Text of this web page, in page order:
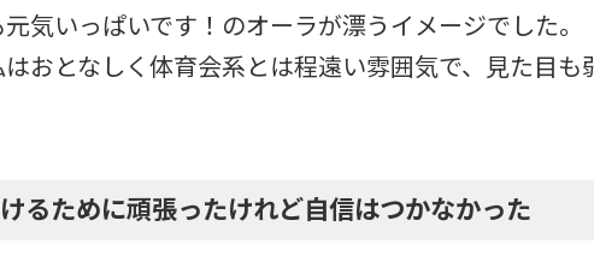
気いっぱいです！のオーラが漂うイメージでした。
はおとなしく体育会系とは程遠い雰囲気で、見た目も
るために頑張ったけれど自信はつかなかった